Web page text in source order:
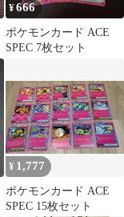
¥666
ポケモンカード ACE
SPEC 7枚セット
¥ 1,777
ポケモンカード ACE
SPEC 15枚セット